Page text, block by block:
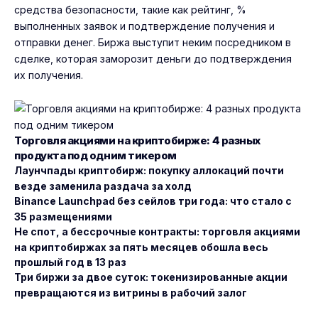
средства безопасности, такие как рейтинг, %
выполненных заявок и подтверждение получения и
отправки денег. Биржа выступит неким посредником в
сделке, которая заморозит деньги до подтверждения
их получения.
Торговля акциями на криптобирже: 4 разных
продукта под одним тикером
Лаунчпады криптобирж: покупку аллокаций почти
везде заменила раздача за холд
Binance Launchpad без сейлов три года: что стало с
35 размещениями
Не спот, а бессрочные контракты: торговля акциями
на криптобиржах за пять месяцев обошла весь
прошлый год в 13 раз
Три биржи за двое суток: токенизированные акции
превращаются из витрины в рабочий залог